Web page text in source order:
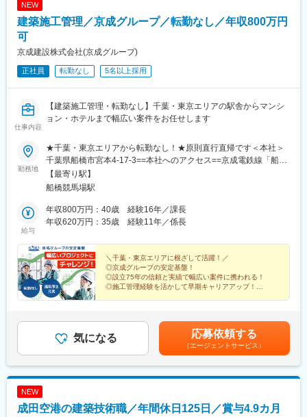
NEW
建築施工管理／京成グループ／転勤なし／年収800万円
可
京成建設株式会社(京成グループ)
正社員 転勤なし 5名以上採用
仕事内容
【建築施工管理・転勤なし】千葉・東京エリアの駅舎からマンシ
ョン・ホテルまで幅広い案件をお任せします
勤務地
★千葉・東京エリアから転勤なし！★原則直行直帰です＜本社＞
千葉県船橋市宮本4-17-3==本社へのアクセス==京成電鉄線「船橋
競馬場駅」より徒歩5分※受動喫煙対策：屋内全面禁煙
【最寄り駅】
船橋競馬場駅
給与
年収800万円：40歳 経験16年／課長
年収620万円：35歳 経験11年／係長
＼千葉・東京エリアに根ざして活躍！／
◎京成グループの安定基盤！
◎設立75年の信頼と実績で幅広い案件に携われる！
◎施工管理経験を活かして早期キャリアアップ！
気になる 応募依頼する
（エージェントサービス）
NEW
成田空港の建築技術職／年間休日125日／賞与4.9カ月